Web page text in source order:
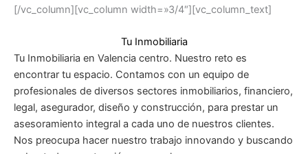
[/vc_column][vc_column width=»3/4″][vc_column_text]
Tu Inmobiliaria
Tu Inmobiliaria en Valencia centro. Nuestro reto es
encontrar tu espacio. Contamos con un equipo de
profesionales de diversos sectores inmobiliarios, financiero,
legal, asegurador, diseño y construcción, para prestar un
asesoramiento integral a cada uno de nuestros clientes.
Nos preocupa hacer nuestro trabajo innovando y buscando